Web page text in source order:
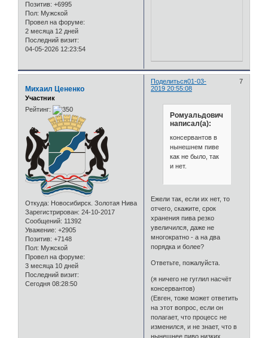
Позитив: +6995
Пол: Мужской
Провел на форуме:
2 месяца 12 дней
Последний визит:
04-05-2026 12:23:54
Поделиться 7
01-03-
2019 20:55:08
Михаил Цененко
Участник
Рейтинг:
Откуда: Новосибирск. Золотая Нива
Зарегистрирован: 24-10-2017
Сообщений: 11392
Уважение: +2905
Позитив: +7148
Пол: Мужской
Провел на форуме:
3 месяца 10 дней
Последний визит:
Сегодня 08:28:50
Ромуальдович
написал(а):
консервантов в
нынешнем пиве
как не было, так
и нет.
Ежели так, если их нет, то
отчего, скажите, срок
хранения пива резко
увеличился, даже не
многократно - а на два
порядка и более?
Ответьте, пожалуйста.
(я ничего не гуглил насчёт
консервантов)
(Евген, тоже может ответить
на этот вопрос, если он
полагает, что процесс не
изменился, и не знает, что в
нынешнее пиво низких